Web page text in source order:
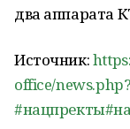
два аппарата
Источник:
office/
#нацпректы